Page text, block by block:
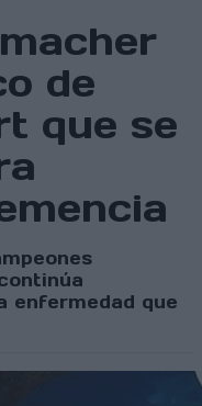
de
que se
enfermedad que